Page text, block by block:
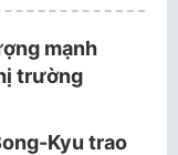
mạnh
trường
Kyu trao